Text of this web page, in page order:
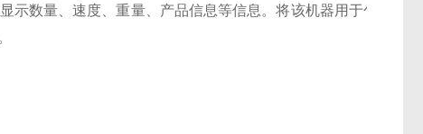
数量、速度、重量、产品信息等信息。将该机器用于包